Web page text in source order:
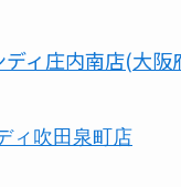
ィ庄内南店(大阪
ィ吹田泉町店